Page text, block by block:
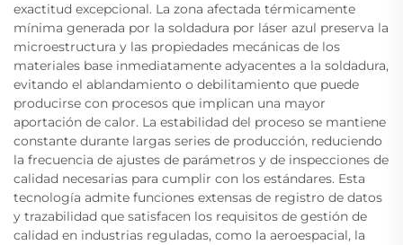
exactitud excepcional. La zona afectada térmicamente
mínima generada por la soldadura por láser azul preserva la
microestructura y las propiedades mecánicas de los
materiales base inmediatamente adyacentes a la soldadura,
evitando el ablandamiento o debilitamiento que puede
producirse con procesos que implican una mayor
aportación de calor. La estabilidad del proceso se mantiene
constante durante largas series de producción, reduciendo
la frecuencia de ajustes de parámetros y de inspecciones de
calidad necesarias para cumplir con los estándares. Esta
tecnología admite funciones extensas de registro de datos
y trazabilidad que satisfacen los requisitos de gestión de
calidad en industrias reguladas, como la aeroespacial, la